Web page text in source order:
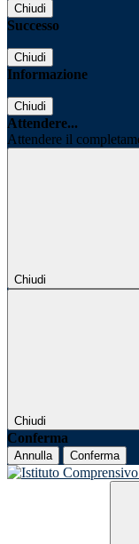
Chiudi
Successo
Chiudi
Informazione
Chiudi
Attendere...
Attendere il
Chiudi
Chiudi
Conferma
Annulla Conferma